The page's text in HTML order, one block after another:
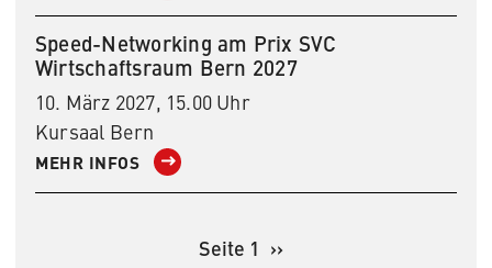
Speed-Networking am Prix SVC
Wirtschaftsraum Bern 2027
10. März 2027, 15.00 Uhr
Kursaal Bern
MEHR INFOS
Seite 1 Nächste
››